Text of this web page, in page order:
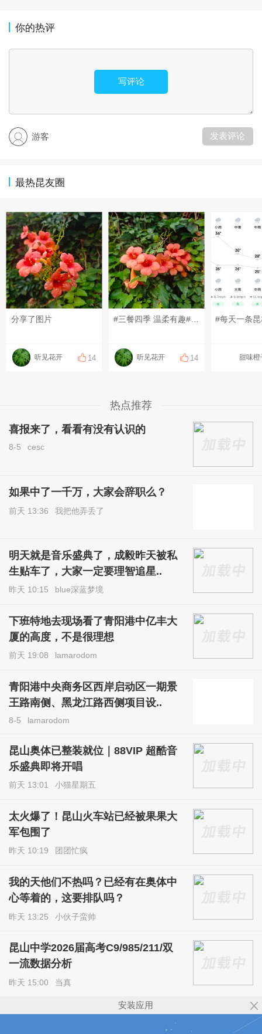
你的热评
写评论
游客 发表评论
最热昆友圈
分享了图片
听见花开 14
#三餐四季 温柔有趣##昆山有哪些美景？#
听见花开 14 甜味橙
热点推荐
喜报来了，看看有没有认识的
8-5 cesc
如果中了一千万，大家会辞职么？
前天 13:36 我把他弄丢了
明天就是音乐盛典了，成毅昨天被私
生贴车了，大家一定要理智追星..
昨天 10:15 blue深蓝梦境
下班特地去现场看了青阳港中亿丰大
厦的高度，不是很理想
前天 19:08 lamarodom
青阳港中央商务区西岸启动区一期景
王路南侧、黑龙江路西侧项目设..
8-5 lamarodom
昆山奥体已整装就位｜88VIP 超酷音
乐盛典即将开唱
前天 13:01 小猫星期五
太火爆了！昆山火车站已经被果果大
军包围了
昨天 10:19 团团忙疯
我的天他们不热吗？已经有在奥体中
心等着的，这要排队吗？
昨天 13:25 小伙子蛮帅
昆山中学2026届高考C9/985/211/双
一流数据分析
昨天 15:00 当真
安装应用